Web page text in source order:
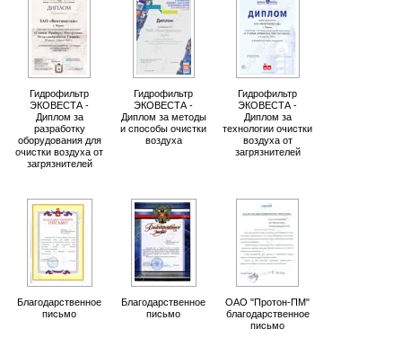
Гидрофильтр
ЭКОВЕСТА -
Диплом за
разработку
оборудования для
очистки воздуха от
загрязнителей
Гидрофильтр
ЭКОВЕСТА -
Диплом за методы
и способы очистки
воздуха
Гидрофильтр
ЭКОВЕСТА -
Диплом за
технологии очистки
воздуха от
загрязнителей
Благодарственное
письмо
Благодарственное
письмо
ОАО "Протон-ПМ"
благодарственное
письмо